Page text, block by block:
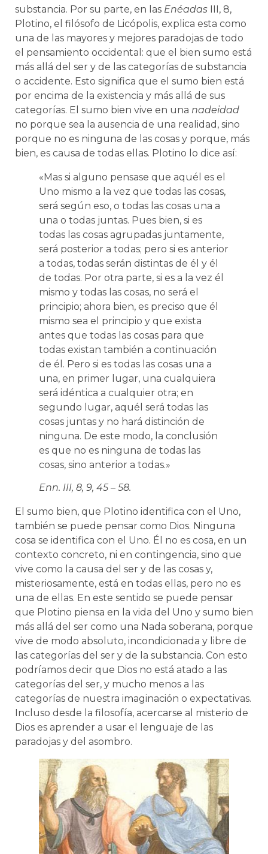
substancia. Por su parte, en las Enéadas III, 8,
Plotino, el filósofo de Licópolis, explica esta como
una de las mayores y mejores paradojas de todo
el pensamiento occidental: que el bien sumo está
más allá del ser y de las categorías de substancia
o accidente. Esto significa que el sumo bien está
por encima de la existencia y más allá de sus
categorías. El sumo bien vive en una nadeidad
no porque sea la ausencia de una realidad, sino
porque no es ninguna de las cosas y porque, más
bien, es causa de todas ellas. Plotino lo dice así:
«Mas si alguno pensase que aquél es el
Uno mismo a la vez que todas las cosas,
será según eso, o todas las cosas una a
una o todas juntas. Pues bien, si es
todas las cosas agrupadas juntamente,
será posterior a todas; pero si es anterior
a todas, todas serán distintas de él y él
de todas. Por otra parte, si es a la vez él
mismo y todas las cosas, no será el
principio; ahora bien, es preciso que él
mismo sea el principio y que exista
antes que todas las cosas para que
todas existan también a continuación
de él. Pero si es todas las cosas una a
una, en primer lugar, una cualquiera
será idéntica a cualquier otra; en
segundo lugar, aquél será todas las
cosas juntas y no hará distinción de
ninguna. De este modo, la conclusión
es que no es ninguna de todas las
cosas, sino anterior a todas.»
Enn. III, 8, 9, 45 – 58.
El sumo bien, que Plotino identifica con el Uno,
también se puede pensar como Dios. Ninguna
cosa se identifica con el Uno. Él no es cosa, en un
contexto concreto, ni en contingencia, sino que
vive como la causa del ser y de las cosas y,
misteriosamente, está en todas ellas, pero no es
una de ellas. En este sentido se puede pensar
que Plotino piensa en la vida del Uno y sumo bien
más allá del ser como una Nada soberana, porque
vive de modo absoluto, incondicionada y libre de
las categorías del ser y de la substancia. Con esto
podríamos decir que Dios no está atado a las
categorías del ser, y mucho menos a las
categorías de nuestra imaginación o expectativas.
Incluso desde la filosofía, acercarse al misterio de
Dios es aprender a usar el lenguaje de las
paradojas y del asombro.